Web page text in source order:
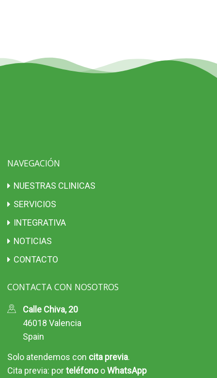
NAVEGACIÓN
NUESTRAS CLINICAS
SERVICIOS
INTEGRATIVA
NOTICIAS
CONTACTO
CONTACTA CON NOSOTROS
Calle Chiva, 20
46018 Valencia
Spain
Solo atendemos con cita previa.
Cita previa: porteléfonooWhatsApp